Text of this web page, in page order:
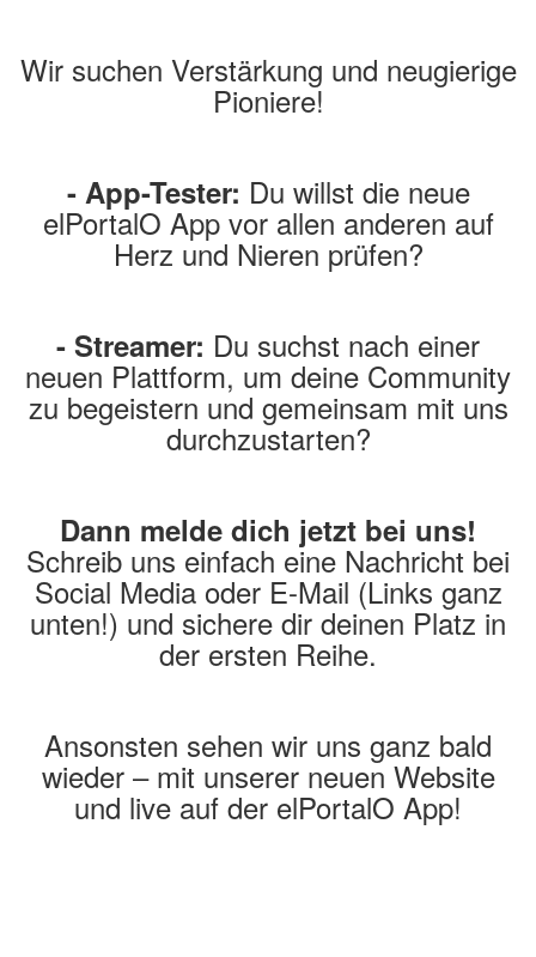
Wir suchen Verstärkung und neugierige
Pioniere!
- App-Tester: Du willst die neue
elPortalO App vor allen anderen auf
Herz und Nieren prüfen?
- Streamer: Du suchst nach einer
neuen Plattform, um deine Community
zu begeistern und gemeinsam mit uns
durchzustarten?
Dann melde dich jetzt bei uns!
Schreib uns einfach eine Nachricht bei
Social Media oder E-Mail (Links ganz
unten!) und sichere dir deinen Platz in
der ersten Reihe.
Ansonsten sehen wir uns ganz bald
wieder – mit unserer neuen Website
und live auf der elPortalO App!